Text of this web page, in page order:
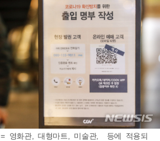
영화관, 대형마트, 미술관, 등에 적용되